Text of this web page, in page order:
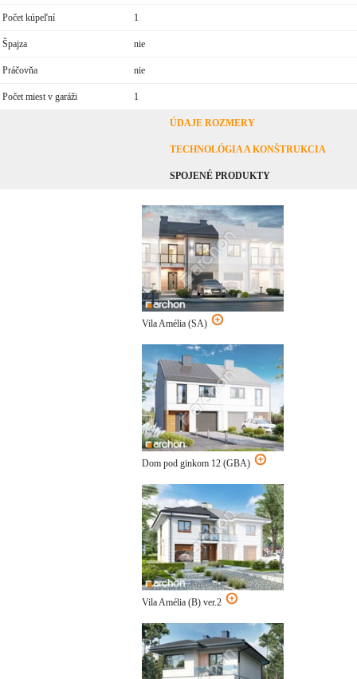
Počet kúpeľní 1
Špajza nie
Práčovňa nie
Počet miest v garáži 1
ÚDAJE ROZMERY
TECHNOLÓGIA A KONŠTRUKCIA
SPOJENÉ PRODUKTY
Vila Amélia (SA)
Dom pod ginkom 12 (GBA)
Vila Amélia (B) ver.2